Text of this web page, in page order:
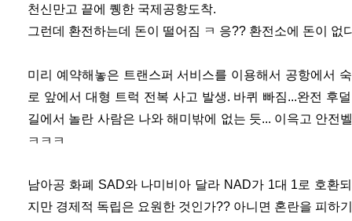
천신만고 끝에 퀭한 국제공항도착.
그런데 환전하는데 돈이 떨어짐 ㅋ 응?? 환전소에 돈이 없
미리 예약해놓은 트랜스퍼 서비스를 이용해서 공항에서
로 앞에서 대형 트럭 전복 사고 발생. 바퀴 빠짐...완전 후
길에서 놀란 사람은 나와 해미밖에 없는 듯... 이윽고 안전
ㅋㅋㅋ
남아공 화폐 SAD와 나미비아 달라 NAD가 1대 1로 호환
지만 경제적 독립은 요원한 것인가?? 아니면 혼란을 피하